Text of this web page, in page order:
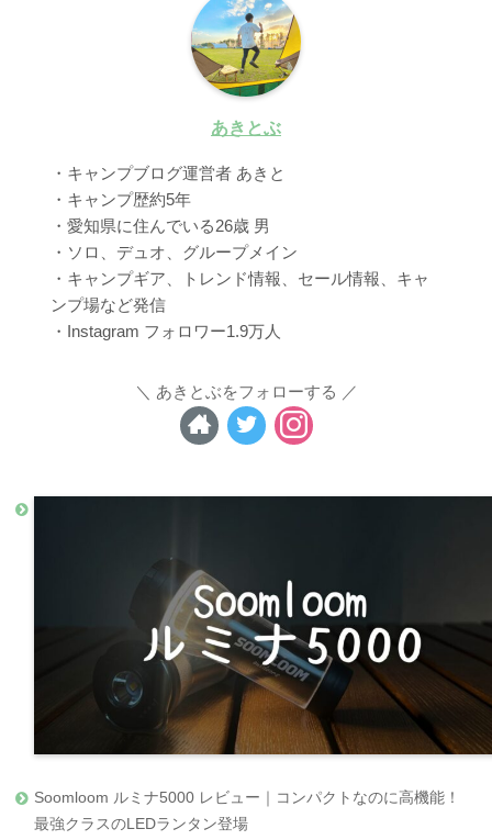
あきとぶ
・キャンプブログ運営者 あきと
・キャンプ歴約5年
・愛知県に住んでいる26歳 男
・ソロ、デュオ、グループメイン
・キャンプギア、トレンド情報、セール情報、キャ
ンプ場など発信
・Instagram フォロワー1.9万人
あきとぶをフォローする
Soomloom ルミナ5000 レビュー｜コンパクトなのに高機能！
最強クラスのLEDランタン登場